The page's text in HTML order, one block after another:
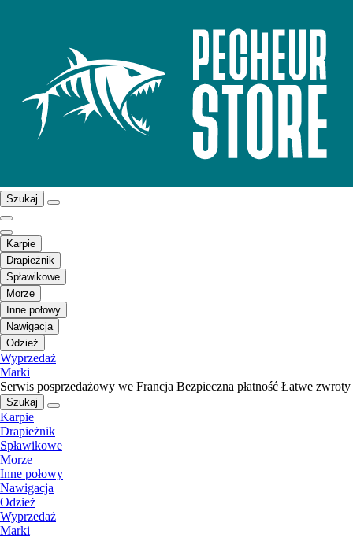
Szukaj
Karpie
Drapieżnik
Spławikowe
Morze
Inne połowy
Nawigacja
Odzież
Wyprzedaż
Marki
Serwis posprzedażowy we Francja Bezpieczna płatność Łatwe zwroty
Szukaj
Karpie
Drapieżnik
Spławikowe
Morze
Inne połowy
Nawigacja
Odzież
Wyprzedaż
Marki